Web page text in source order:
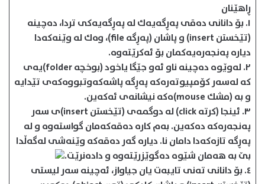
ڕاهێنان
١. بۆ دانانی ده‌قی په‌ڕگه‌یه‌ك له‌ په‌ڕگه‌یه‌كی تردا، ده‌چینه‌
(تێخستن insert) و پاشان (په‌ڕگه file)، وه‌ك له‌ وێنه‌كه‌دا
دیاره‌ په‌نجه‌ره‌یه‌كمان بۆ ئه‌كرێته‌وه‌.
٢. له‌وێوه‌ ده‌چینه‌ ناو ئه‌و جێگا یاخود (بوخچه‌ folder)یه‌ی
كه‌ له‌سه‌ر كۆمپیوته‌ره‌كه‌ په‌ڕگه‌ پاشه‌كه‌وتبووه‌كه‌ی تێدایه‌
و به‌ (مشك mouse)ه‌كه‌ نیشانه‌ی ئه‌كه‌ین.
٣. ئینجا (كرته‌ click) له‌ دوگمه‌ی (تێخستن insert)ی سه‌ر
په‌نجه‌ره‌كه‌ ده‌كه‌ین. به‌م كاره‌ ده‌قه‌كه‌مان گواسته‌وه‌ و له‌
په‌ڕگه‌ تازه‌كه‌دا دامان نا. دیاره‌ گه‌ر ده‌قه‌‌كه‌ وێنه‌شی له‌گه‌ڵدا
بێ به‌ هه‌مان شێوه‌ ده‌گوێزرێته‌وه و داده‌نرێت‌.
٤. بۆ دانانی ته‌نی تایبه‌ت یان جیاواز، ئه‌چینه‌ سه‌ر لیستی